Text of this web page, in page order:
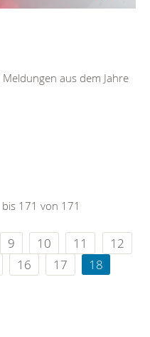
aus dem Jahre
171 von 171
9 10 11
12
16 17 18